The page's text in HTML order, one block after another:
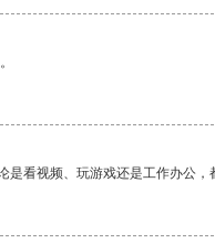
看视频、玩游戏还是工作办公